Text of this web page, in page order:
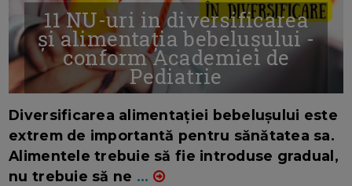
11 NU-uri in diversificarea
și alimentația bebelușului -
conform Academiei de
Pediatrie
Diversificarea alimentației bebelușului este
extrem de importantă pentru sănătatea sa.
Alimentele trebuie să fie introduse gradual,
nu trebuie să ne ...